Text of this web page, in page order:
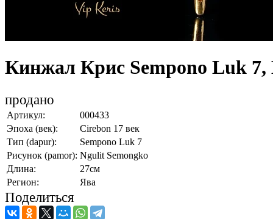
Кинжал Крис Sempono Luk
продано
Артикул:
000433
Эпоха (век):
Cirebon 17 век
Тип (dapur):
Sempono Luk 7
Рисунок (pamor): Ngulit Semongko
Длина:
27см
Регион:
Ява
Поделиться